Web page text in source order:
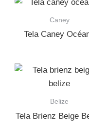
Caney
Tela Caney
Belize
Tela Brienz Beige